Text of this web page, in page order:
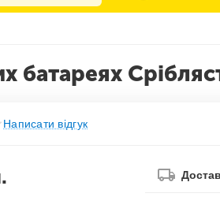
батареях
Написати відгук